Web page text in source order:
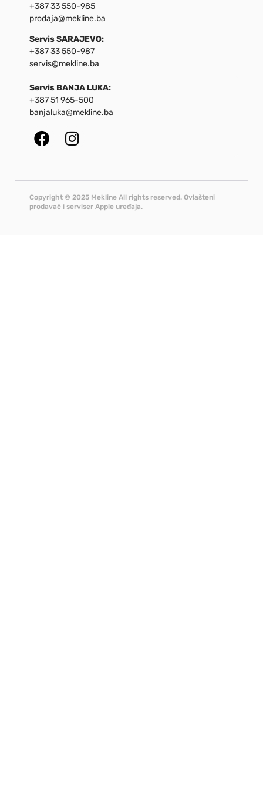
+387 33 550-985
prodaja@mekline.ba
Servis SARAJEVO:
+387 33 550-987
servis@mekline.ba
Servis BANJA LUKA:
+387 51 965-500
banjaluka@mekline.ba
Copyright © 2025 Mekline All rights reserved. Ovlašteni
prodavač i serviser Apple uređaja.